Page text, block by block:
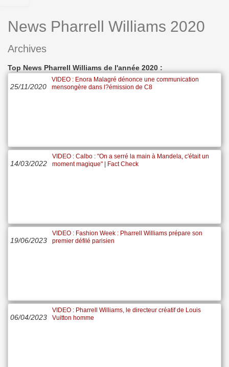
News Pharrell Williams 2020
Archives
Top News Pharrell Williams de l'année 2020 :
25/11/2020
VIDEO : Enora Malagré dénonce une communication
mensongère dans l?émission de C8
14/03/2022
VIDEO : Calbo : "On a serré la main à Mandela, c'était un
moment magique" | Fact Check
19/06/2023
VIDEO : Fashion Week : Pharrell Williams prépare son
premier défilé parisien
06/04/2023
VIDEO : Pharrell Williams, le directeur créatif de Louis
Vuitton homme